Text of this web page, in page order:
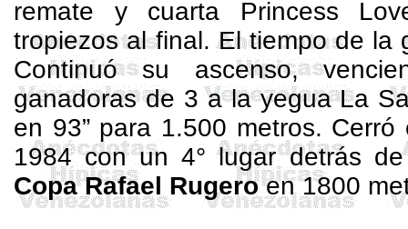
remate y cuarta Princess
tropiezos al final. El tiempo de la
Continuó su ascenso,
ganadoras de 3 ala yegua La
en 93” para 1.500 metros. Cerró
1984 con un 4° lugar detrás
Copa Rafael Rugeroen1800